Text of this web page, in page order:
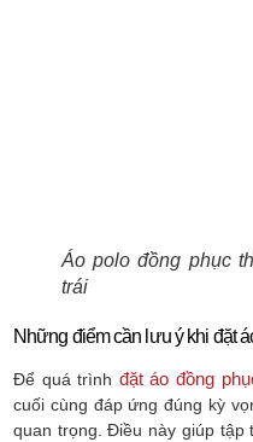
Áo polo đồng phục
trái
Những điểm cần lưu ý khi đặt
Để quá trình đặt áo đồng
cuối cùng đáp ứng đúng kỳ
quan trọng. Điều này giúp